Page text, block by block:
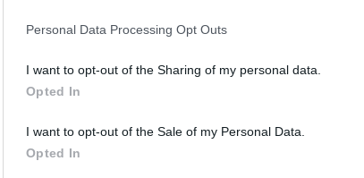
Personal Data Processing Opt Outs
I want to opt-out of the Sharing of my personal data.
Opted In
I want to opt-out of the Sale of my Personal Data.
Opted In
Bonus Malus Presenze a voto